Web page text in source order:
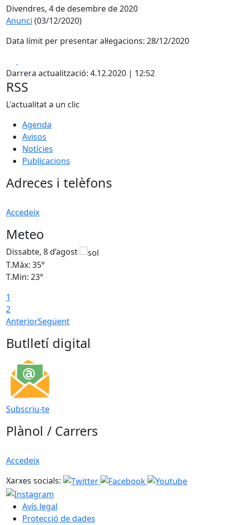
Divendres, 4 de desembre de 2020
Anunci (03/12/2020)
Data límit per presentar al·legacions: 28/12/2020
Darrera actualització: 4.12.2020 | 12:52
RSS
L'actualitat a un clic
Agenda
Avisos
Notícies
Publicacions
Adreces i telèfons
Accedeix
Meteo
Dissabte, 8 d’agost
T.Màx: 35°
T.Min: 23°
1
2
AnteriorSegüent
Butlletí digital
Subscriu-te
Plànol / Carrers
Accedeix
Xarxes socials:
Avís legal
Protecció de dades